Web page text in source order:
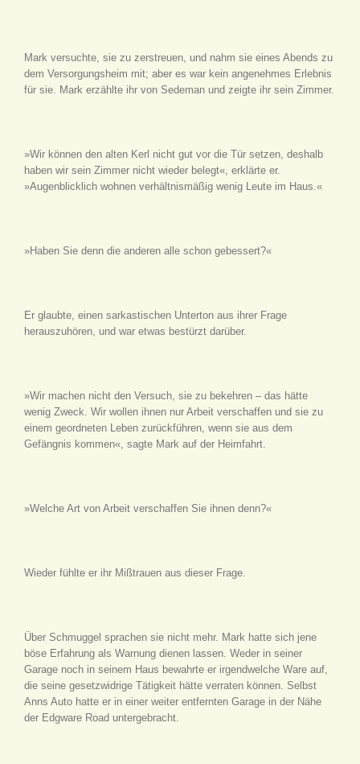
Mark versuchte, sie zu zerstreuen, und nahm sie eines Abends zu
dem Versorgungsheim mit; aber es war kein angenehmes Erlebnis
für sie. Mark erzählte ihr von Sedeman und zeigte ihr sein Zimmer.
»Wir können den alten Kerl nicht gut vor die Tür setzen, deshalb
haben wir sein Zimmer nicht wieder belegt«, erklärte er.
»Augenblicklich wohnen verhältnismäßig wenig Leute im Haus.«
»Haben Sie denn die anderen alle schon gebessert?«
Er glaubte, einen sarkastischen Unterton aus ihrer Frage
herauszuhören, und war etwas bestürzt darüber.
»Wir machen nicht den Versuch, sie zu bekehren – das hätte
wenig Zweck. Wir wollen ihnen nur Arbeit verschaffen und sie zu
einem geordneten Leben zurückführen, wenn sie aus dem
Gefängnis kommen«, sagte Mark auf der Heimfahrt.
»Welche Art von Arbeit verschaffen Sie ihnen denn?«
Wieder fühlte er ihr Mißtrauen aus dieser Frage.
Über Schmuggel sprachen sie nicht mehr. Mark hatte sich jene
böse Erfahrung als Warnung dienen lassen. Weder in seiner
Garage noch in seinem Haus bewahrte er irgendwelche Ware auf,
die seine gesetzwidrige Tätigkeit hätte verraten können. Selbst
Anns Auto hatte er in einer weiter entfernten Garage in der Nähe
der Edgware Road untergebracht.